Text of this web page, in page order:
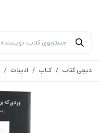
دیجی کتاب / کتاب / ادبیات /